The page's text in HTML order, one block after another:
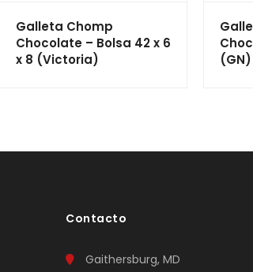
Galleta Chomp
Chocolate – Bolsa 42 x 6
x 8 (Victoria)
(GN)
Contacto
Gaithersburg, MD